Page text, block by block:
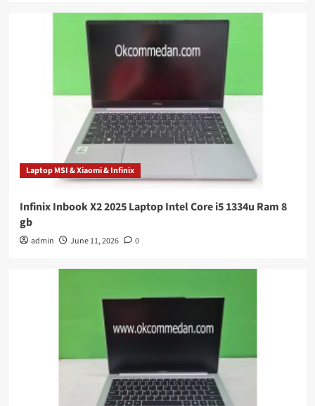
Laptop MSI & Xiaomi & Infinix
Infinix Inbook X2 2025 Laptop Intel Core i5 1334u Ram 8
gb
admin June 11, 2026 0